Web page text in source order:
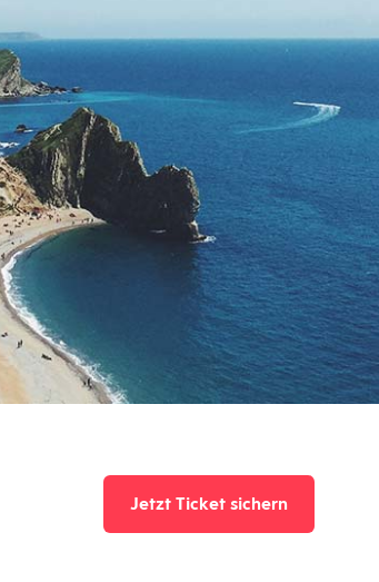
Jetzt Ticket sichern